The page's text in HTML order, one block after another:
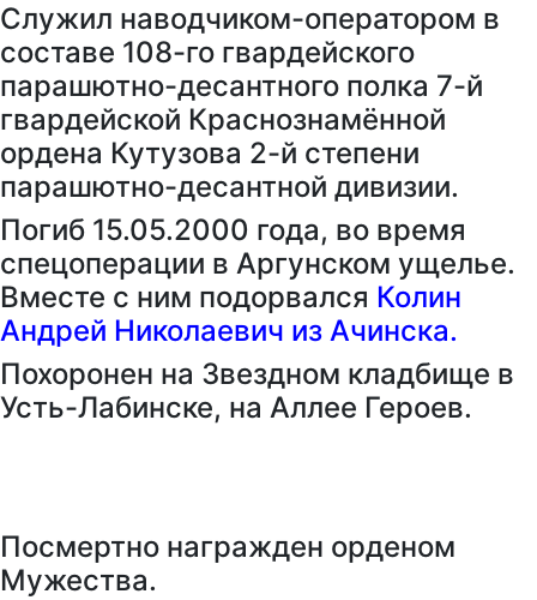
Служил наводчиком-оператором в
составе 108-го гвардейского
парашютно-десантного полка 7-й
гвардейской Краснознамённой
ордена Кутузова 2-й степени
парашютно-десантной дивизии.
Погиб 15.05.2000 года, во время
спецоперации в Аргунском ущелье.
Вместе с ним подорвался Колин
Андрей Николаевич из Ачинска.
Похоронен на Звездном кладбище в
Усть-Лабинске, на Аллее Героев.
Посмертно награжден орденом
Мужества.